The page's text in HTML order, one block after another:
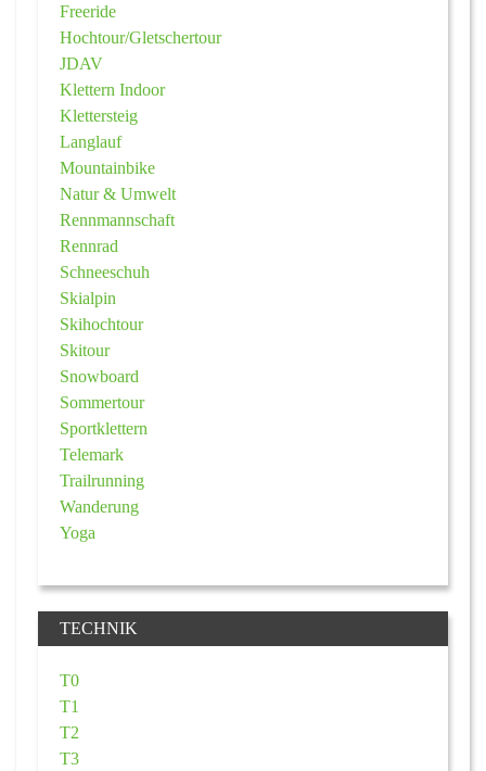
Freeride
Hochtour/Gletschertour
JDAV
Klettern Indoor
Klettersteig
Langlauf
Mountainbike
Natur & Umwelt
Rennmannschaft
Rennrad
Schneeschuh
Skialpin
Skihochtour
Skitour
Snowboard
Sommertour
Sportklettern
Telemark
Trailrunning
Wanderung
Yoga
TECHNIK
T0
T1
T2
T3